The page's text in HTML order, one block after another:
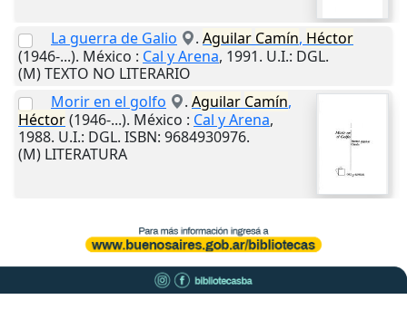
La guerra de Galio . Aguilar Camín, Héctor
(1946-...). México : Cal y Arena, 1991. U.I.: DGL.
(M) TEXTO NO LITERARIO
Morir en el golfo
. Aguilar Camín,
Héctor(1946-...). México : Cal y Arena,
1988. U.I.: DGL. ISBN: 9684930976.
(M) LITERATURA